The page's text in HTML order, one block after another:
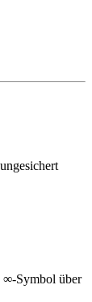
∞-Symbol über